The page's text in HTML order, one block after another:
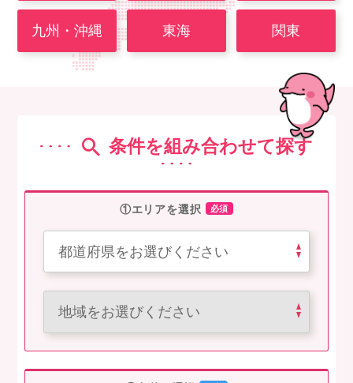
関東
東海
九州・沖縄
条件を組み合わせて探す
①エリアを選択 必須